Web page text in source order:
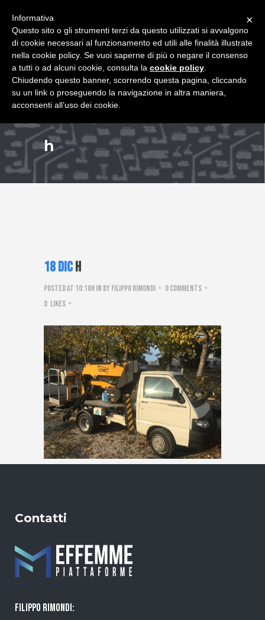
h
18 Dich
Posted at 10:18hin by Filippo Rimondi
0 Comments
0 Likes
Contatti
FILIPPO RIMONDI:
×
Informativa
Questo sito o gli strumenti terzi da questo utilizzati si avvalgono
di cookie necessari al funzionamento ed utili alle finalità illustrate
nella cookie policy. Se vuoi saperne di più o negare il consenso
a tutti o ad alcuni cookie, consulta la cookie policy
Chiudendo questo banner, scorrendo questa pagina, cliccando
su un link o proseguendo la navigazione in altra maniera,
acconsenti all’uso dei cookie.